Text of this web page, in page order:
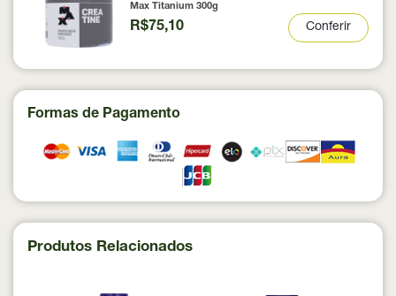
Max Titanium 300g
R$75,10 Conferir
Formas de Pagamento
Produtos Relacionados